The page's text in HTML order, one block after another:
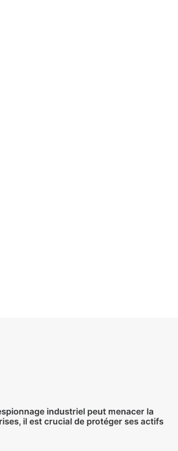
industriel peut menacer la
il est crucial de protéger ses actifs